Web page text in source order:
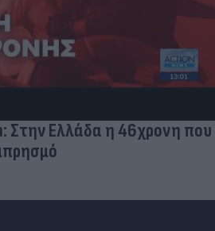
παρουσίαση του Σαλάχ -
γήπεδο της Τραμπζονσπόρ